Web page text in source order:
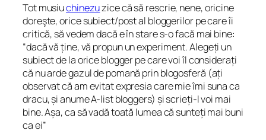
Tot musiuchinezuzice că să rescrie, nene, oricine
doreşte, orice subiect/post al bloggerilor pe care îi
critică, să vedem dacă e în stare s-o facă mai bine:
“dacă vă ține, vă propun un experiment. Alegeți un
subiect de la orice blogger pe care voi îl considerați
că nu arde gazul de pomană prin blogosferă (ați
observat că am evitat expresia care mie îmi suna ca
dracu, și anume A-list bloggers) și scrieți-l voi mai
bine. Așa, ca să vadă toată lumea că sunteți mai buni
ca ei”